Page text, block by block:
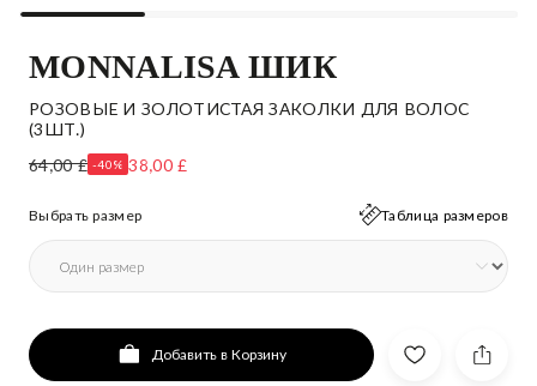
MONNALISA ШИК
РОЗОВЫЕ И ЗОЛОТИСТАЯ ЗАКОЛКИ ДЛЯ ВОЛОС
(3ШТ.)
64,00 £ -40% 38,00 £
Выбрать размер Таблица размеров
Добавить в Корзину